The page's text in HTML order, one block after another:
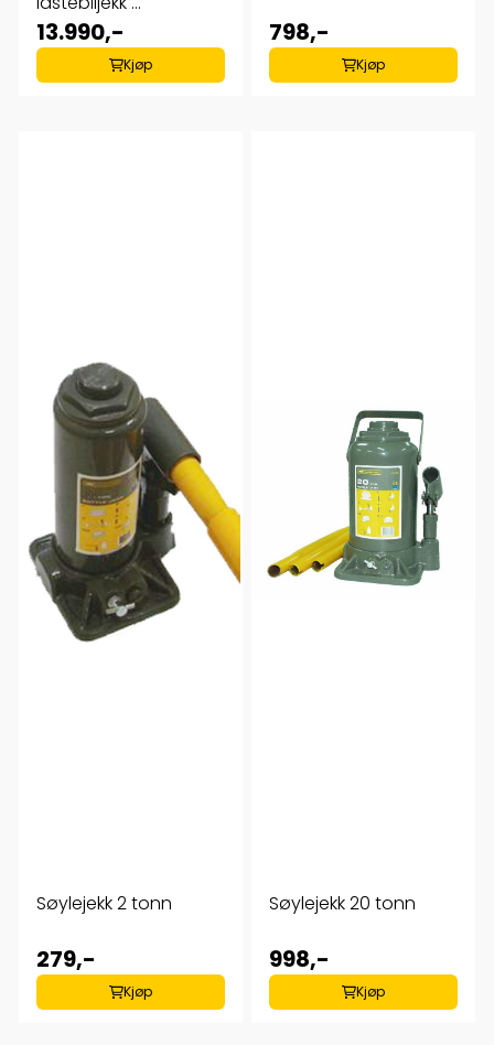
13.990,-
Kjøp
798,-
Kjøp
Søylejekk 2 tonn
279,-
Kjøp
Søylejekk 20 tonn
998,-
Kjøp